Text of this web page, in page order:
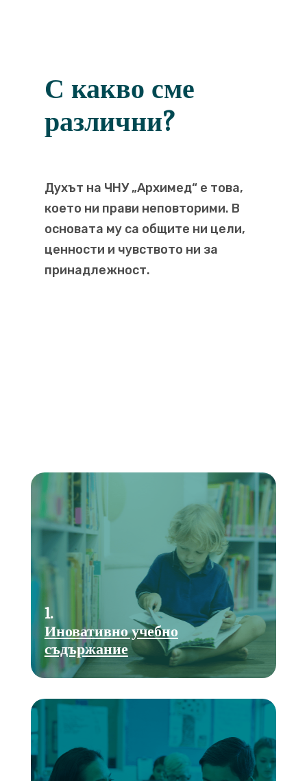
С какво сме
различни?
Духът на ЧНУ „Архимед“ е това,
което ни прави неповторими. В
основата му са общите ни цели,
ценности и чувството ни за
принадлежност.
1.
Иновативно учебно
съдържание